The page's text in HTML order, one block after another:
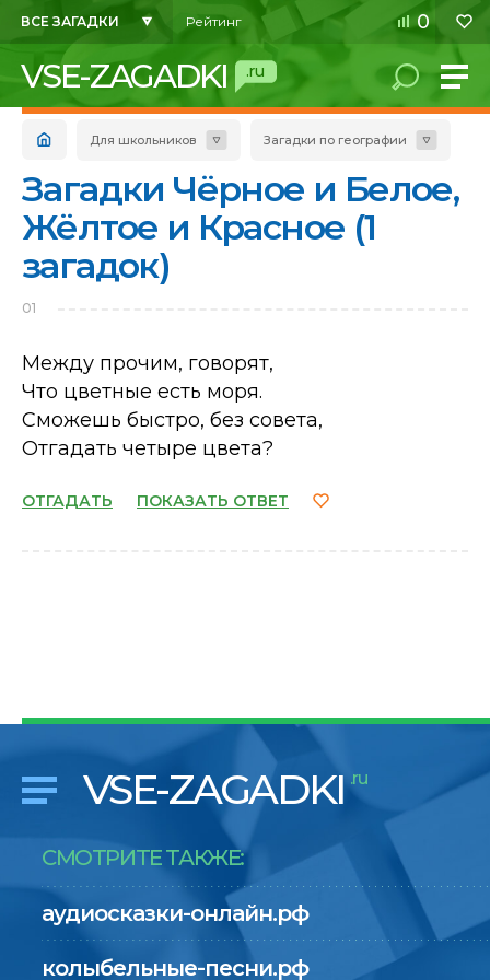
ВСЕ ЗАГАДКИ Рейтинг 0
VSE-ZAGADKI .ru
Для школьников Загадки по географии
Загадки Чёрное и Белое,
Жёлтое и Красное (1
загадок)
01
Между прочим, говорят,
Что цветные есть моря.
Сможешь быстро, без совета,
Отгадать четыре цвета?
ОТГАДАТЬ ПОКАЗАТЬ ОТВЕТ
VSE-ZAGADKI .ru
СМОТРИТЕ ТАКЖЕ:
аудиосказки-онлайн.рф
колыбельные-песни.рф